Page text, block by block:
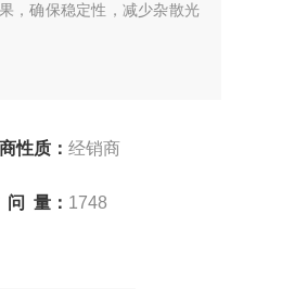
，确保稳定性，减少杂散光
性质：经销商
问 量： 1748